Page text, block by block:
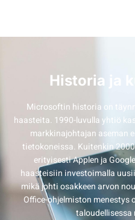
Historia ja
Microsoftin historia on
haasteita. 1990-luvulla yhtiö
markkinajohtajan aseman
tietokoneissa. Kuitenkin
erityisesti Applen ja
haasteisiin investoimalla
mikä johti osakkeen arvon
Office-ohjelmiston menestys
taloudellisessa